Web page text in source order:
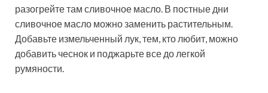
разогрейте там сливочное масло. В постные дни
сливочное масло можно заменить растительным.
Добавьте измельченный лук, тем, кто любит, можно
добавить чеснок и поджарьте все до легкой
румяности.